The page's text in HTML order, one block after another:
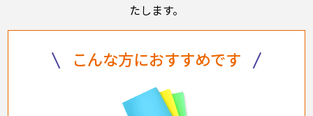
たします。
こんな方におすすめです